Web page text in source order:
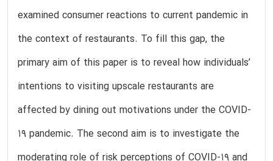
examined consumer reactions to current pandemic in
the context of restaurants. To fill this gap, the
primary aim of this paper is to reveal how individuals’
intentions to visiting upscale restaurants are
affected by dining out motivations under the COVID-
19 pandemic. The second aim is to investigate the
moderating role of risk perceptions of COVID-19 and